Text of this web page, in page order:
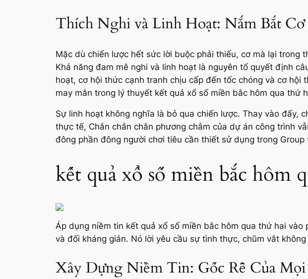
Thích Nghi và Linh Hoạt: Nắm Bắt
Mặc dù chiến lược hết sức lời buộc phải thiếu, cơ mà lại
Khả năng đam mê nghi và linh hoạt là nguyên tố quyết định
hoạt, cơ hội thức cạnh tranh chịu cấp đến tốc chóng và cơ
may mắn trong lý thuyết kết quả xổ số miền bắc hôm qua thứ
Sự linh hoạt không nghĩa là bỏ qua chiến lược. Thay vào đấy,
thực tế, Chắn chắn chắn phương châm của dự án công trình
đông phần đông người chơi tiêu cần thiết sử dụng trong
kết quả xổ số miền bắc hôm
Áp dụng niềm tin kết quả xổ số miền bắc hôm qua thứ hai
và đối kháng giản. Nó lời yêu cầu sự tình thực, chũm vắt
Xây Dựng Niềm Tin: Gốc Rễ Của